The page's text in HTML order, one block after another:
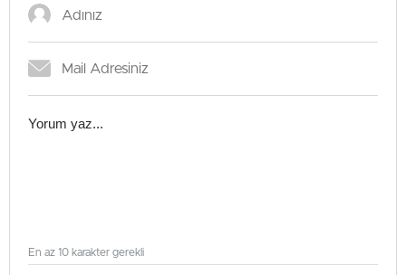
En az 10 karakter gerekli